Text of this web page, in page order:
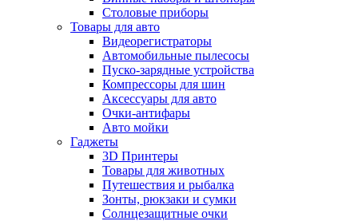
Столовые приборы
Товары для авто
Видеорегистраторы
Автомобильные пылесосы
Пуско-зарядные устройства
Компрессоры для шин
Аксессуары для авто
Очки-антифары
Авто мойки
Гаджеты
3D Принтеры
Товары для животных
Путешествия и рыбалка
Зонты, рюкзаки и сумки
Солнцезащитные очки